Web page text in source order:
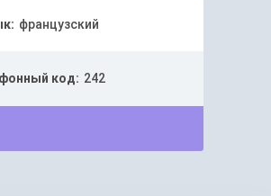
французский
код: 242